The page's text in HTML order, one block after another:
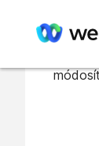
Ebben a